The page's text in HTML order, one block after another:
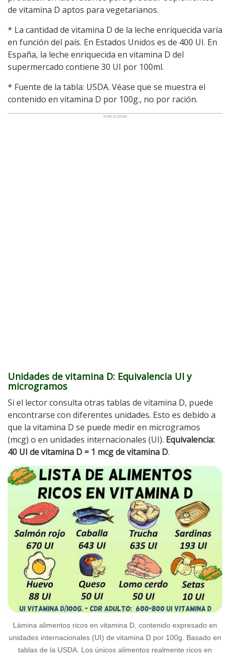
de vitamina D aptos para vegetarianos.
* La cantidad de vitamina D de la leche enriquecida varía
en función del país. En Estados Unidos es de 400 UI. En
España, la leche enriquecida en vitamina D del
supermercado contiene 30 UI por 100ml.
* Fuente de la tabla: USDA. Véase que se muestra el
contenido en vitamina D por 100g., no por ración.
Unidades de vitamina D: Equivalencia UI y
microgramos
Si el lector consulta otras tablas de vitamina D, puede
encontrarse con diferentes unidades. Esto es debido a
que la vitamina D se puede medir en microgramos
(mcg) o en unidades internacionales (UI). Equivalencia:
40 UI de vitamina D = 1 mcg de vitamina D.
Lámina alimentos ricos en vitamina D, contenido expresado en
unidades internacionales (UI) de vitamina D por 100g. Basado en
tablas de la USDA. Los únicos alimentos realmente ricos en